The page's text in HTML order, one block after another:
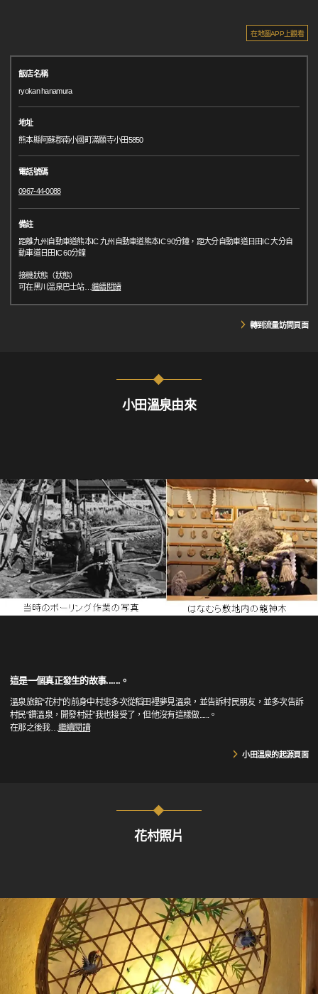
在地圖APP上觀看
飯店名稱
ryokan hanamura
地址
熊本縣阿蘇郡南小國町滿願寺小田5850
電話號碼
0967-44-0088
備註
距離九州自動車道熊本IC 九州自動車道熊本IC 90分鐘，距大分自動車道日田IC 大分自
動車道日田IC 60分鐘
接機狀態（狀態）
可在黑川溫泉巴士站…繼續閱讀
轉到流量訪問頁面
小田溫泉由來
這是一個真正發生的故事......。
溫泉旅館“花村”的前身中村忠多次從稻田裡夢見溫泉，並告訴村民朋友，並多次告訴
村民“鑽溫泉，開發村莊”我也接受了，但他沒有這樣做......。
在那之後我… 繼續閱讀
小田溫泉的起源頁面
花村照片